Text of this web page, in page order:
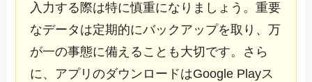
入力する際は特に慎重になりましょう。重要
なデータは定期的にバックアップを取り、万
が一の事態に備えることも大切です。さら
に、アプリのダウンロードはGoogle Playス